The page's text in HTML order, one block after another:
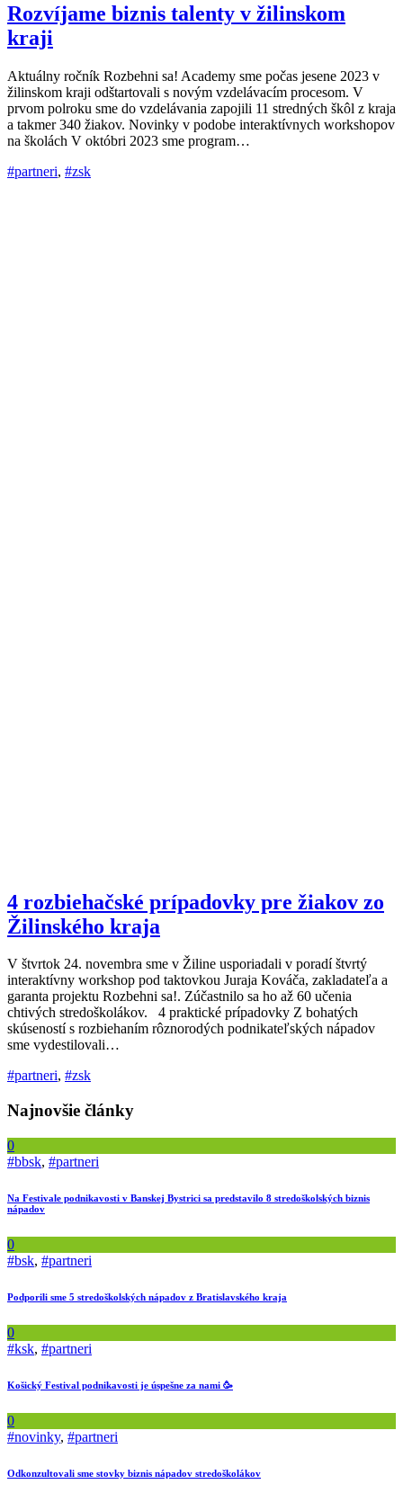
Rozvíjame biznis talenty v žilinskom
kraji
Aktuálny ročník Rozbehni sa! Academy sme počas jesene 2023 v
žilinskom kraji odštartovali s novým vzdelávacím procesom. V
prvom polroku sme do vzdelávania zapojili 11 stredných škôl z kraja
a takmer 340 žiakov. Novinky v podobe interaktívnych workshopov
na školách V októbri 2023 sme program…
#partneri, #zsk
4 rozbiehačské prípadovky pre žiakov zo
Žilinského kraja
V štvrtok 24. novembra sme v Žiline usporiadali v poradí štvrtý
interaktívny workshop pod taktovkou Juraja Kováča, zakladateľa a
garanta projektu Rozbehni sa!. Zúčastnilo sa ho až 60 učenia
chtivých stredoškolákov. 4 praktické prípadovky Z bohatých
skúseností s rozbiehaním rôznorodých podnikateľských nápadov
sme vydestilovali…
#partneri, #zsk
Najnovšie články
0
#bbsk, #partneri
Na Festivale podnikavosti v Banskej Bystrici sa predstavilo 8 stredoškolských biznis
nápadov
0
#bsk, #partneri
Podporili sme 5 stredoškolských nápadov z Bratislavského kraja
0
#ksk, #partneri
Košický Festival podnikavosti je úspešne za nami 🥳
0
#novinky, #partneri
Odkonzultovali sme stovky biznis nápadov stredoškolákov